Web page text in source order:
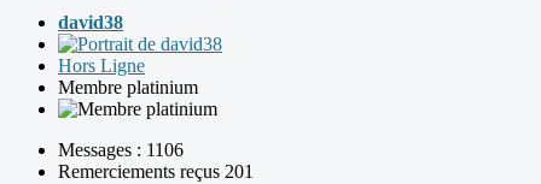
david38
Hors Ligne
Membre platinium
Messages : 1106
Remerciements reçus 201